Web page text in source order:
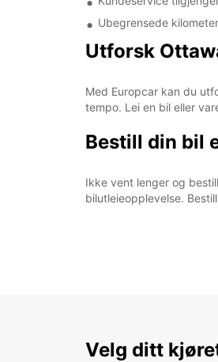
Ubegrensede
Utforsk
Med Europcar kan du
tempo. Lei en bil eller
Bestill din bil
Ikke vent lenger og
bilutleieopplevelse.
Velg ditt